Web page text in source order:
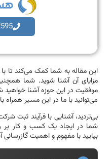
این مقاله به شما کمک می‌کند تا
مزایای آن آشنا شوید. شما
موفقیت در این حوزه آشنا
می‌توانید با ما در این مسیر همراه
بی‌تردید، آشنایی با فرآیند ثبت
شما در ایجاد یک کسب و کار پر
بیایید با مفهوم و اهمیت